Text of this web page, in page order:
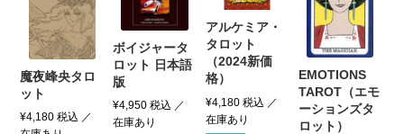
魔夜峰央タロ
ット
¥4,180 税込
ボイジャータ
ロット 日本語
版
¥4,950 税込
アルケミア・
タロット
（2024新価
格）
¥4,180 税込
EMOTIONS
TAROT（エモ
ーションズタ
ロット）